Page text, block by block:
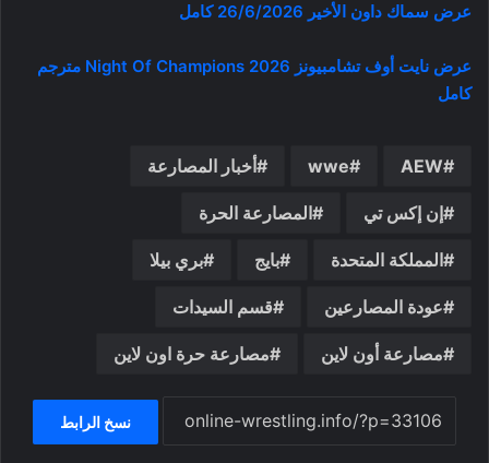
عرض سماك داون الأخير 26/6/2026 كامل
عرض نايت أوف تشامبيونز Night Of Champions 2026 مترجم
كامل
AEW
wwe أخبار المصارعة
إن إكس تي المصارعة الحرة
المملكة المتحدة بايج بري بيلا
عودة المصارعين قسم السيدات
مصارعة أون لاين مصارعة حرة اون لاين
نسخ الرابط